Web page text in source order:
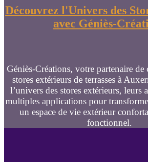
Découvrez l'Univers des
avec Géniès-
Géniès-Créations, votre partenaire
stores extérieurs de terrasses à
l’univers des stores extérieurs, leurs
multiples applications pour
un espace de vie extérieur
fonctionnel.